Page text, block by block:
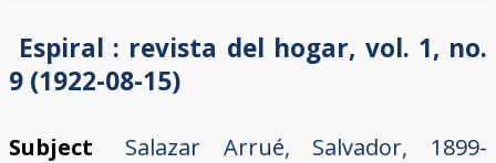
Espiral : revista del hogar, vol. 1, no.
9 (1922-08-15)
Subject
Salazar Arrué, Salvador, 1899-